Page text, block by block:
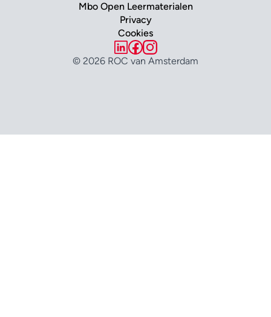
Mbo Open Leermaterialen
Privacy
Cookies
© 2026 ROC van Amsterdam